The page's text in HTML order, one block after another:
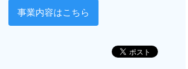
事業内容はこちら